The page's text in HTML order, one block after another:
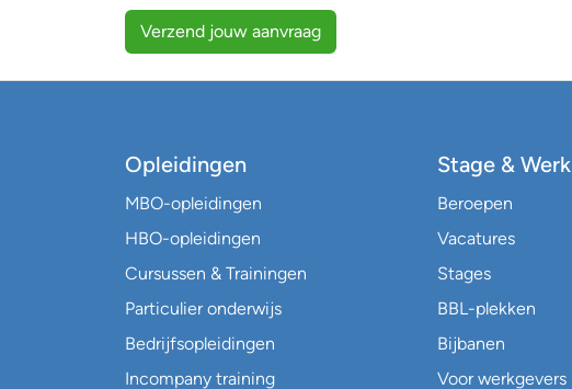
Verzend jouw aanvraag
Opleidingen
MBO-opleidingen
HBO-opleidingen
Cursussen & Trainingen
Particulier onderwijs
Bedrijfsopleidingen
Incompany training
Stage & Werk
Beroepen
Vacatures
Stages
BBL-plekken
Bijbanen
Voor werkgevers